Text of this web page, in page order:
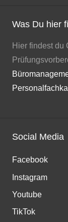
Was Du hier
Hier findest du
Social Media
Facebook
Instagram
Youtube
TikTok